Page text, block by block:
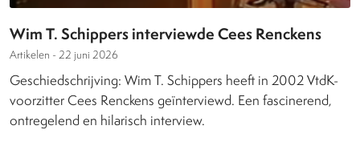
Wim T. Schippers interviewde Cees Renckens
Artikelen - 22 juni 2026
Geschiedschrijving: Wim T. Schippers heeft in 2002 VtdK-
voorzitter Cees Renckens geïnterviewd. Een fascinerend,
ontregelend en hilarisch interview.